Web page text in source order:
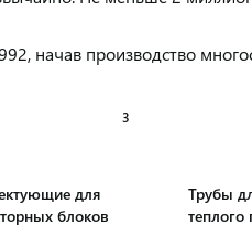
начав производство
для
блоков
3
Трубы
теплого